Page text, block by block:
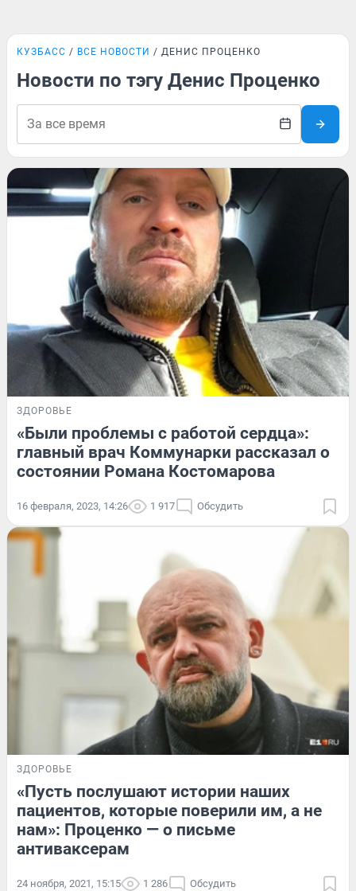
КУЗБАСС ВСЕ НОВОСТИ ДЕНИС ПРОЦЕНКО
Новости по тэгу Денис Проценко
ЗДОРОВЬЕ
«Были проблемы с работой сердца»:
главный врач Коммунарки рассказал о
состоянии Романа Костомарова
16 февраля, 2023, 14:26 1 917 Обсудить
ЗДОРОВЬЕ
«Пусть послушают истории наших
пациентов, которые поверили им, а не
нам»: Проценко — о письме
антиваксерам
24 ноября, 2021, 15:15 1 286 Обсудить